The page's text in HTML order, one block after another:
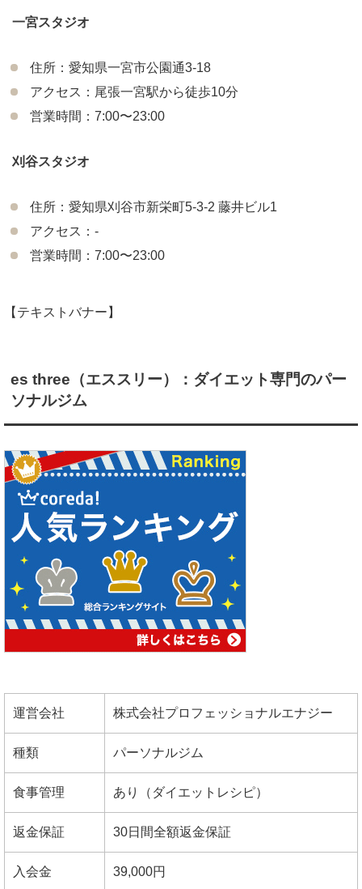
一宮スタジオ
住所：愛知県一宮市公園通3-18
アクセス：尾張一宮駅から徒歩10分
営業時間：7:00〜23:00
刈谷スタジオ
住所：愛知県刈谷市新栄町5-3-2 藤井ビル1
アクセス：-
営業時間：7:00〜23:00
【テキストバナー】
es three（エススリー）：ダイエット専門のパー
ソナルジム
運営会社 株式会社プロフェッショナルエナジー
種類 パーソナルジム
食事管理 あり（ダイエットレシピ）
返金保証 30日間全額返金保証
入会金 39,000円